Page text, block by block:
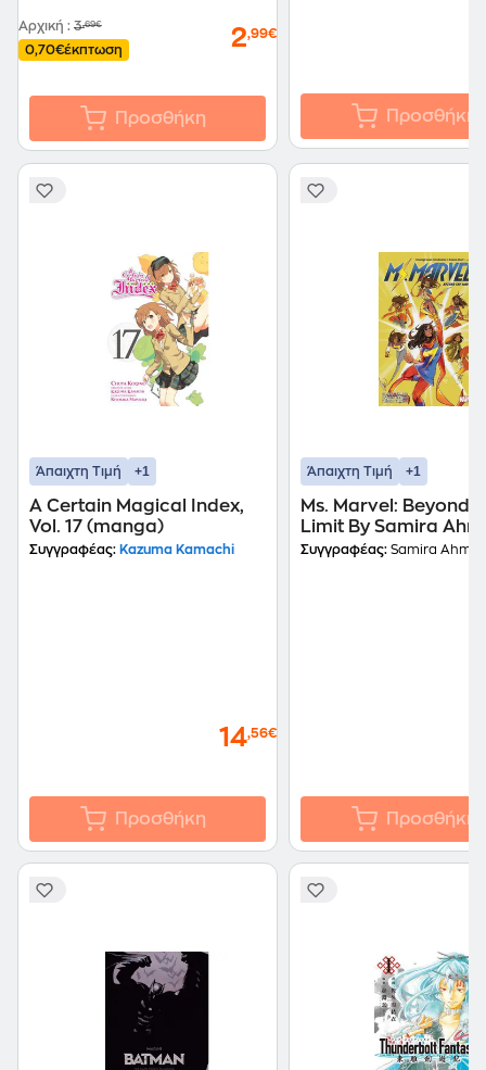
Αρχική : 3,69€
0,70€έκπτωση 2,99€
Προσθήκη Προσθήκη
Άπαιχτη Τιμή +1
A Certain Magical Index,
Vol. 17 (manga)
Συγγραφέας: Kazuma Kamachi
14,56€
Προσθήκη
Άπαιχτη Τιμή +1
Ms. Marvel: Beyond
Limit By Samira
Συγγραφέας: Samira
Προσθήκη